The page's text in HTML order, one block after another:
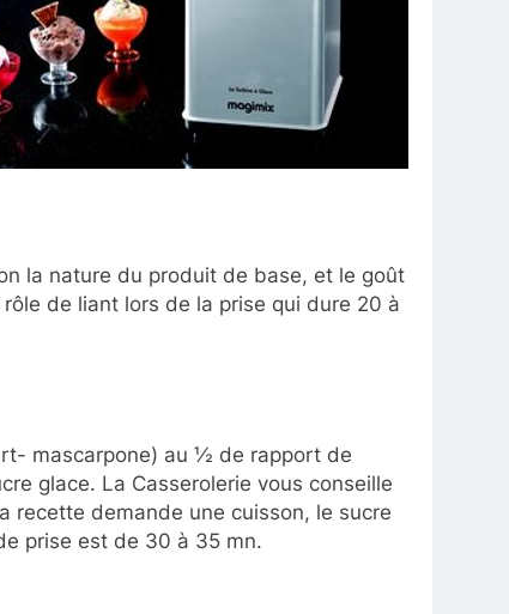
la nature du produit de base, et le goût
de liant lors de la prise qui dure 20 à
mascarpone) au ½ de rapport de
glace. La Casserolerie vous conseille
recette demande une cuisson, le sucre
prise est de 30 à 35 mn.